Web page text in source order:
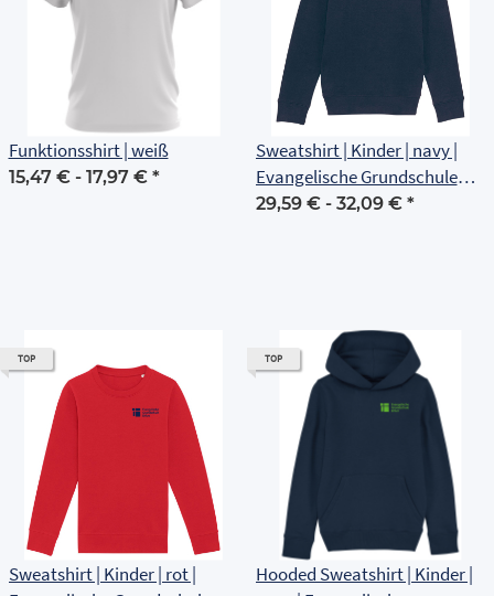
Funktionsshirt | weiß
15,47 € - 17,97 € *
Sweatshirt | Kinder | navy |
Evangelische Grundschule
Erfurt
29,59 € - 32,09 € *
TOP
Sweatshirt | Kinder | rot |
TOP
Hooded Sweatshirt | Kinder |